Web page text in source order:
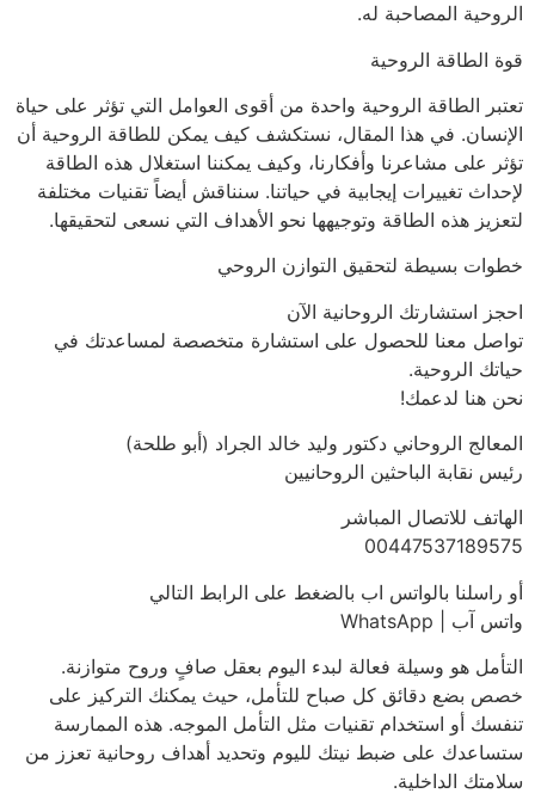
الروحية المصاحبة له.
قوة الطاقة الروحية
تعتبر الطاقة الروحية واحدة من أقوى العوامل التي تؤثر على حياة
الإنسان. في هذا المقال، نستكشف كيف يمكن للطاقة الروحية أن
تؤثر على مشاعرنا وأفكارنا، وكيف يمكننا استغلال هذه الطاقة
لإحداث تغييرات إيجابية في حياتنا. سنناقش أيضاً تقنيات مختلفة
لتعزيز هذه الطاقة وتوجيهها نحو الأهداف التي نسعى لتحقيقها.
خطوات بسيطة لتحقيق التوازن الروحي
احجز استشارتك الروحانية الآن
تواصل معنا للحصول على استشارة متخصصة لمساعدتك في
حياتك الروحية.
نحن هنا لدعمك!
المعالج الروحاني دكتور وليد خالد الجراد (أبو طلحة)
رئيس نقابة الباحثين الروحانيين
الهاتف للاتصال المباشر
00447537189575
أو راسلنا بالواتس اب بالضغط على الرابط التالي
واتس آب | WhatsApp
التأمل هو وسيلة فعالة لبدء اليوم بعقل صافٍ وروح متوازنة.
خصص بضع دقائق كل صباح للتأمل، حيث يمكنك التركيز على
تنفسك أو استخدام تقنيات مثل التأمل الموجه. هذه الممارسة
ستساعدك على ضبط نيتك لليوم وتحديد أهداف روحانية تعزز من
سلامتك الداخلية.